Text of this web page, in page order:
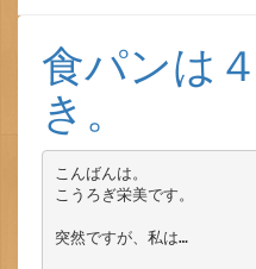
食パンは
き。
こんばんは。
こうろぎ栄美です。
突然ですが、私は…